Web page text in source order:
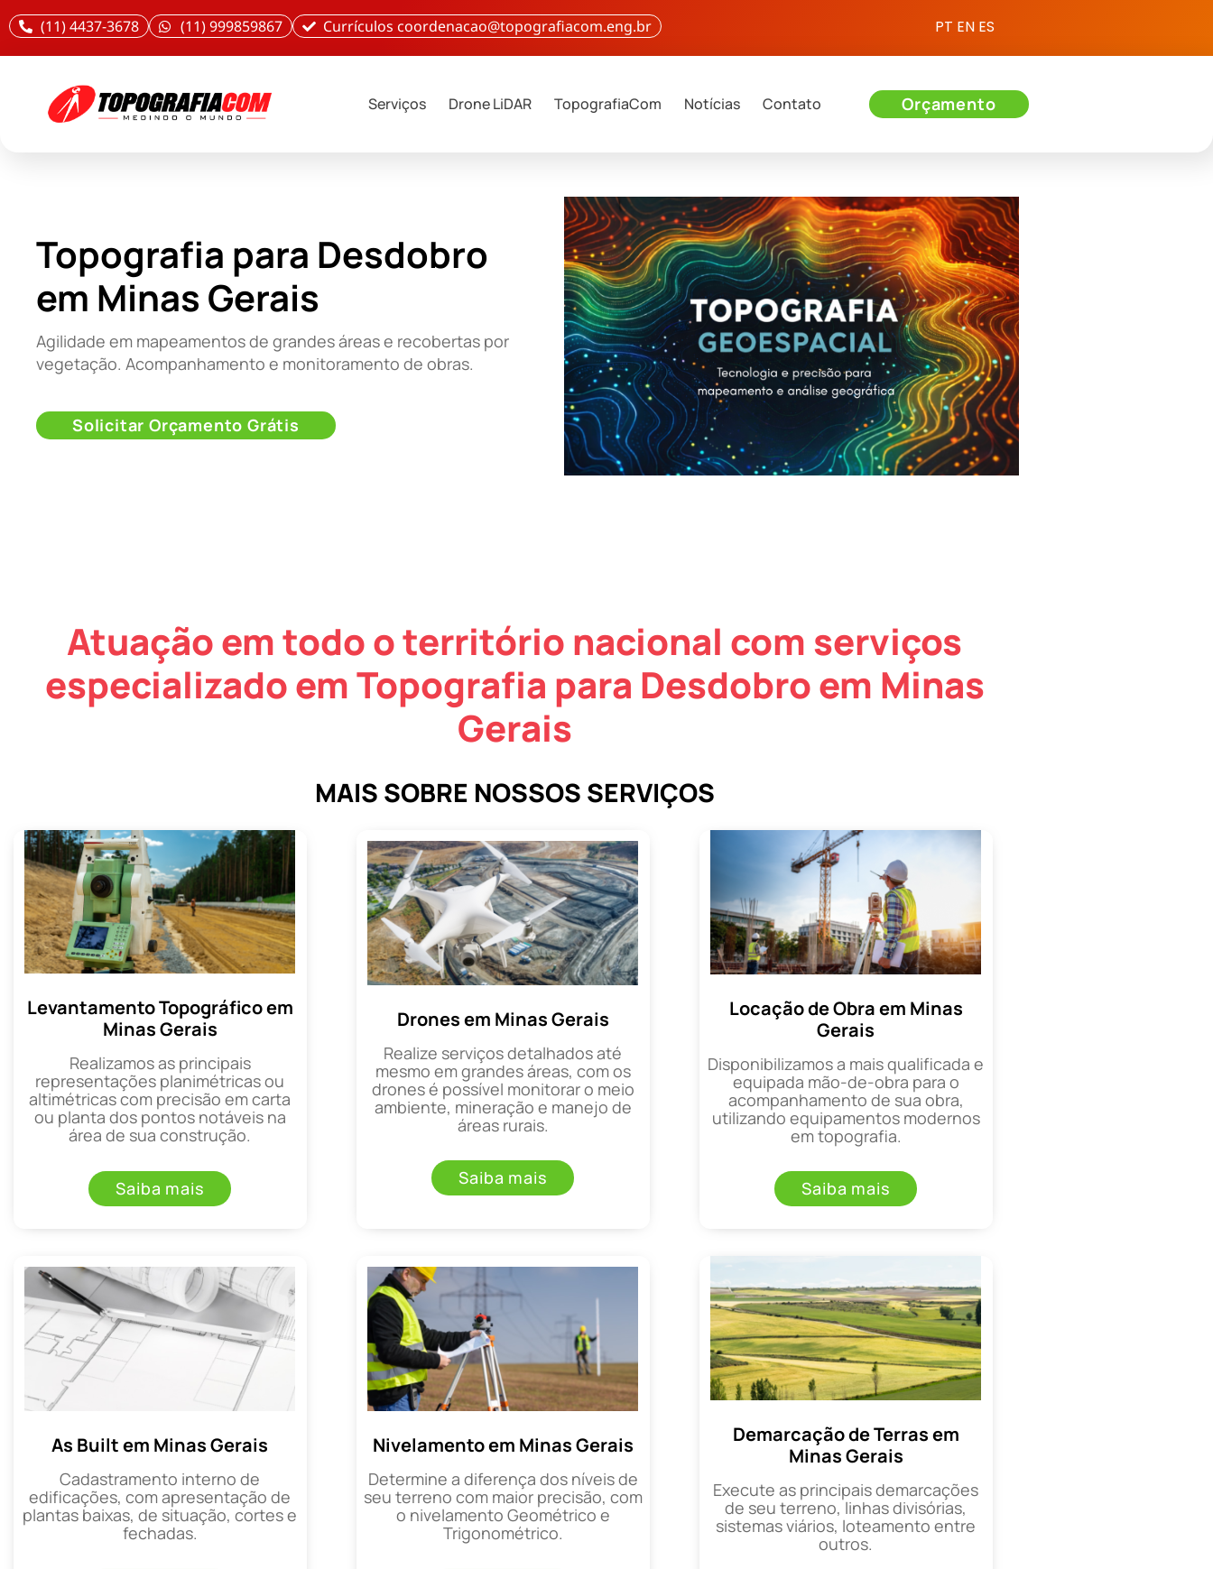
(11) 4437-3678 (11) 999859867 Currículos coordenacao@topografiacom.eng.br PT EN ES
Serviços Drone LiDAR TopografiaCom Notícias Contato Orçamento
Topografia para Desdobro
em Minas Gerais
Agilidade em mapeamentos de grandes áreas e recobertas por
vegetação. Acompanhamento e monitoramento de obras.
Solicitar Orçamento Grátis
Atuação em todo o território nacional com serviços
especializado em Topografia para Desdobro em Minas
Gerais
MAIS SOBRE NOSSOS SERVIÇOS
Levantamento Topográfico em
Minas Gerais
Realizamos as principais
representações planimétricas ou
altimétricas com precisão em carta
ou planta dos pontos notáveis na
área de sua construção.
Saiba mais
Drones em Minas Gerais
Realize serviços detalhados até
mesmo em grandes áreas, com os
drones é possível monitorar o meio
ambiente, mineração e manejo de
áreas rurais.
Saiba mais
Locação de Obra em Minas
Gerais
Disponibilizamos a mais qualificada e
equipada mão-de-obra para o
acompanhamento de sua obra,
utilizando equipamentos modernos
em topografia.
Saiba mais
As Built em Minas Gerais
Cadastramento interno de
edificações, com apresentação de
plantas baixas, de situação, cortes e
fechadas.
Nivelamento em Minas Gerais
Determine a diferença dos níveis de
seu terreno com maior precisão, com
o nivelamento Geométrico e
Trigonométrico.
Demarcação de Terras em
Minas Gerais
Execute as principais demarcações
de seu terreno, linhas divisórias,
sistemas viários, loteamento entre
outros.